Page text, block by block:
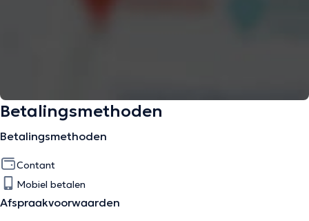
Betalingsmethoden
Betalingsmethoden
Contant
Mobiel betalen
Afspraakvoorwaarden